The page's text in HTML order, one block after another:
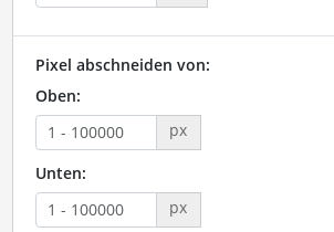
Pixel abschneiden von:
Oben:
px
Unten:
px